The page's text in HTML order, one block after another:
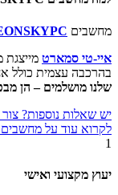
מחשבים
איי-טי סמארט מייצגת
בהרכבה עצמית כולל
שלנו מושלמים – הן
יש שאלות נוספות?
לקרוא עוד על מחשבים
1
יעוץ מקצועי ואישי